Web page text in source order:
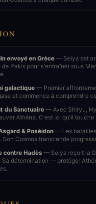
envoyé en Grèce— Seiya est
de Pakis pour s'entraîner sous
galactique— Premier
et commence à comprendre
du Sanctuaire— Avec Shiryu,
Athéna. C'est ici qu'il touche
& Poséidon — Les
Son Cosmos transcende
contre Hadès— Seiya reçoit la
Sa détermination — protéger